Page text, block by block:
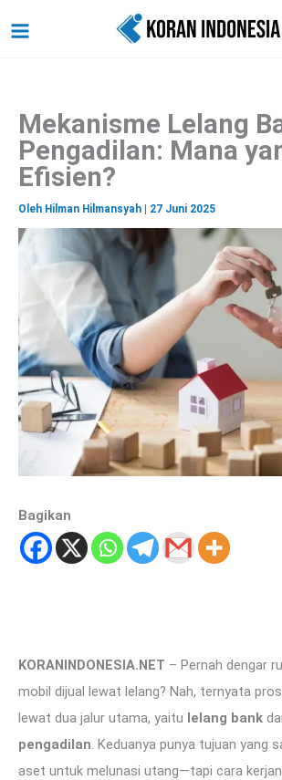
ke
Mekanisme Lelang
Pengadilan: Mana
Efisien?
Oleh Hilman Hilmansyah 27 Juni 2025
Bagikan
KORANINDONESIA.NET – Pernah dengar
mobil dijual lewat lelang? Nah, ternyata
lewat dua jalur utama, yaitu lelang bank
pengadilan. Keduanya punya tujuan yang
aset untuk melunasi utang—tapi cara
a